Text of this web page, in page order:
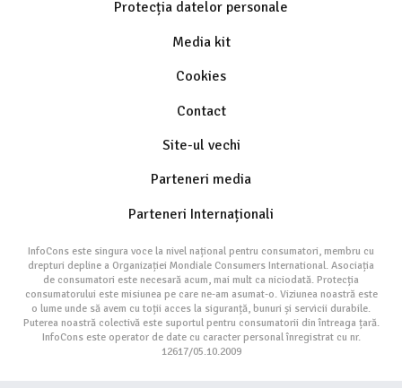
Protecția datelor personale
Media kit
Cookies
Contact
Site-ul vechi
Parteneri media
Parteneri Internaționali
InfoCons este singura voce la nivel național pentru consumatori, membru cu
drepturi depline a Organizației Mondiale Consumers International. Asociația
de consumatori este necesară acum, mai mult ca niciodată. Protecția
consumatorului este misiunea pe care ne-am asumat-o. Viziunea noastră este
o lume unde să avem cu toții acces la siguranță, bunuri și servicii durabile.
Puterea noastră colectivă este suportul pentru consumatorii din întreaga țară.
InfoCons este operator de date cu caracter personal înregistrat cu nr.
12617/05.10.2009